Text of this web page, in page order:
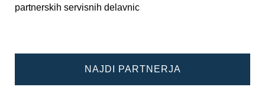
partnerskih servisnih delavnic
NAJDI PARTNERJA